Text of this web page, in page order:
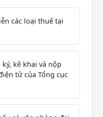
các loại thuế tại
kê khai và nộp
tử của Tổng cục